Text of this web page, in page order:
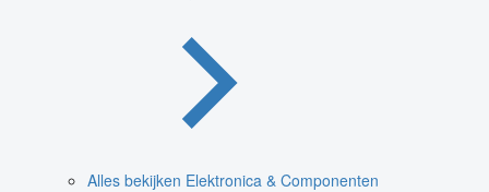
Alles bekijken Elektronica & Componenten